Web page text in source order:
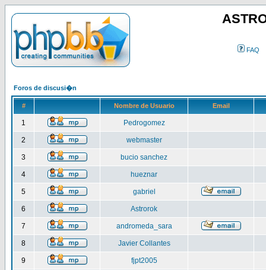
FAQ
Foros de discusi�n
# Nombre de Usuario Email
1 Pedrogomez
2 webmaster
3 bucio sanchez
4 hueznar
5 gabriel
6 Astrorok
7 andromeda_sara
8 Javier Collantes
9 fjpt2005